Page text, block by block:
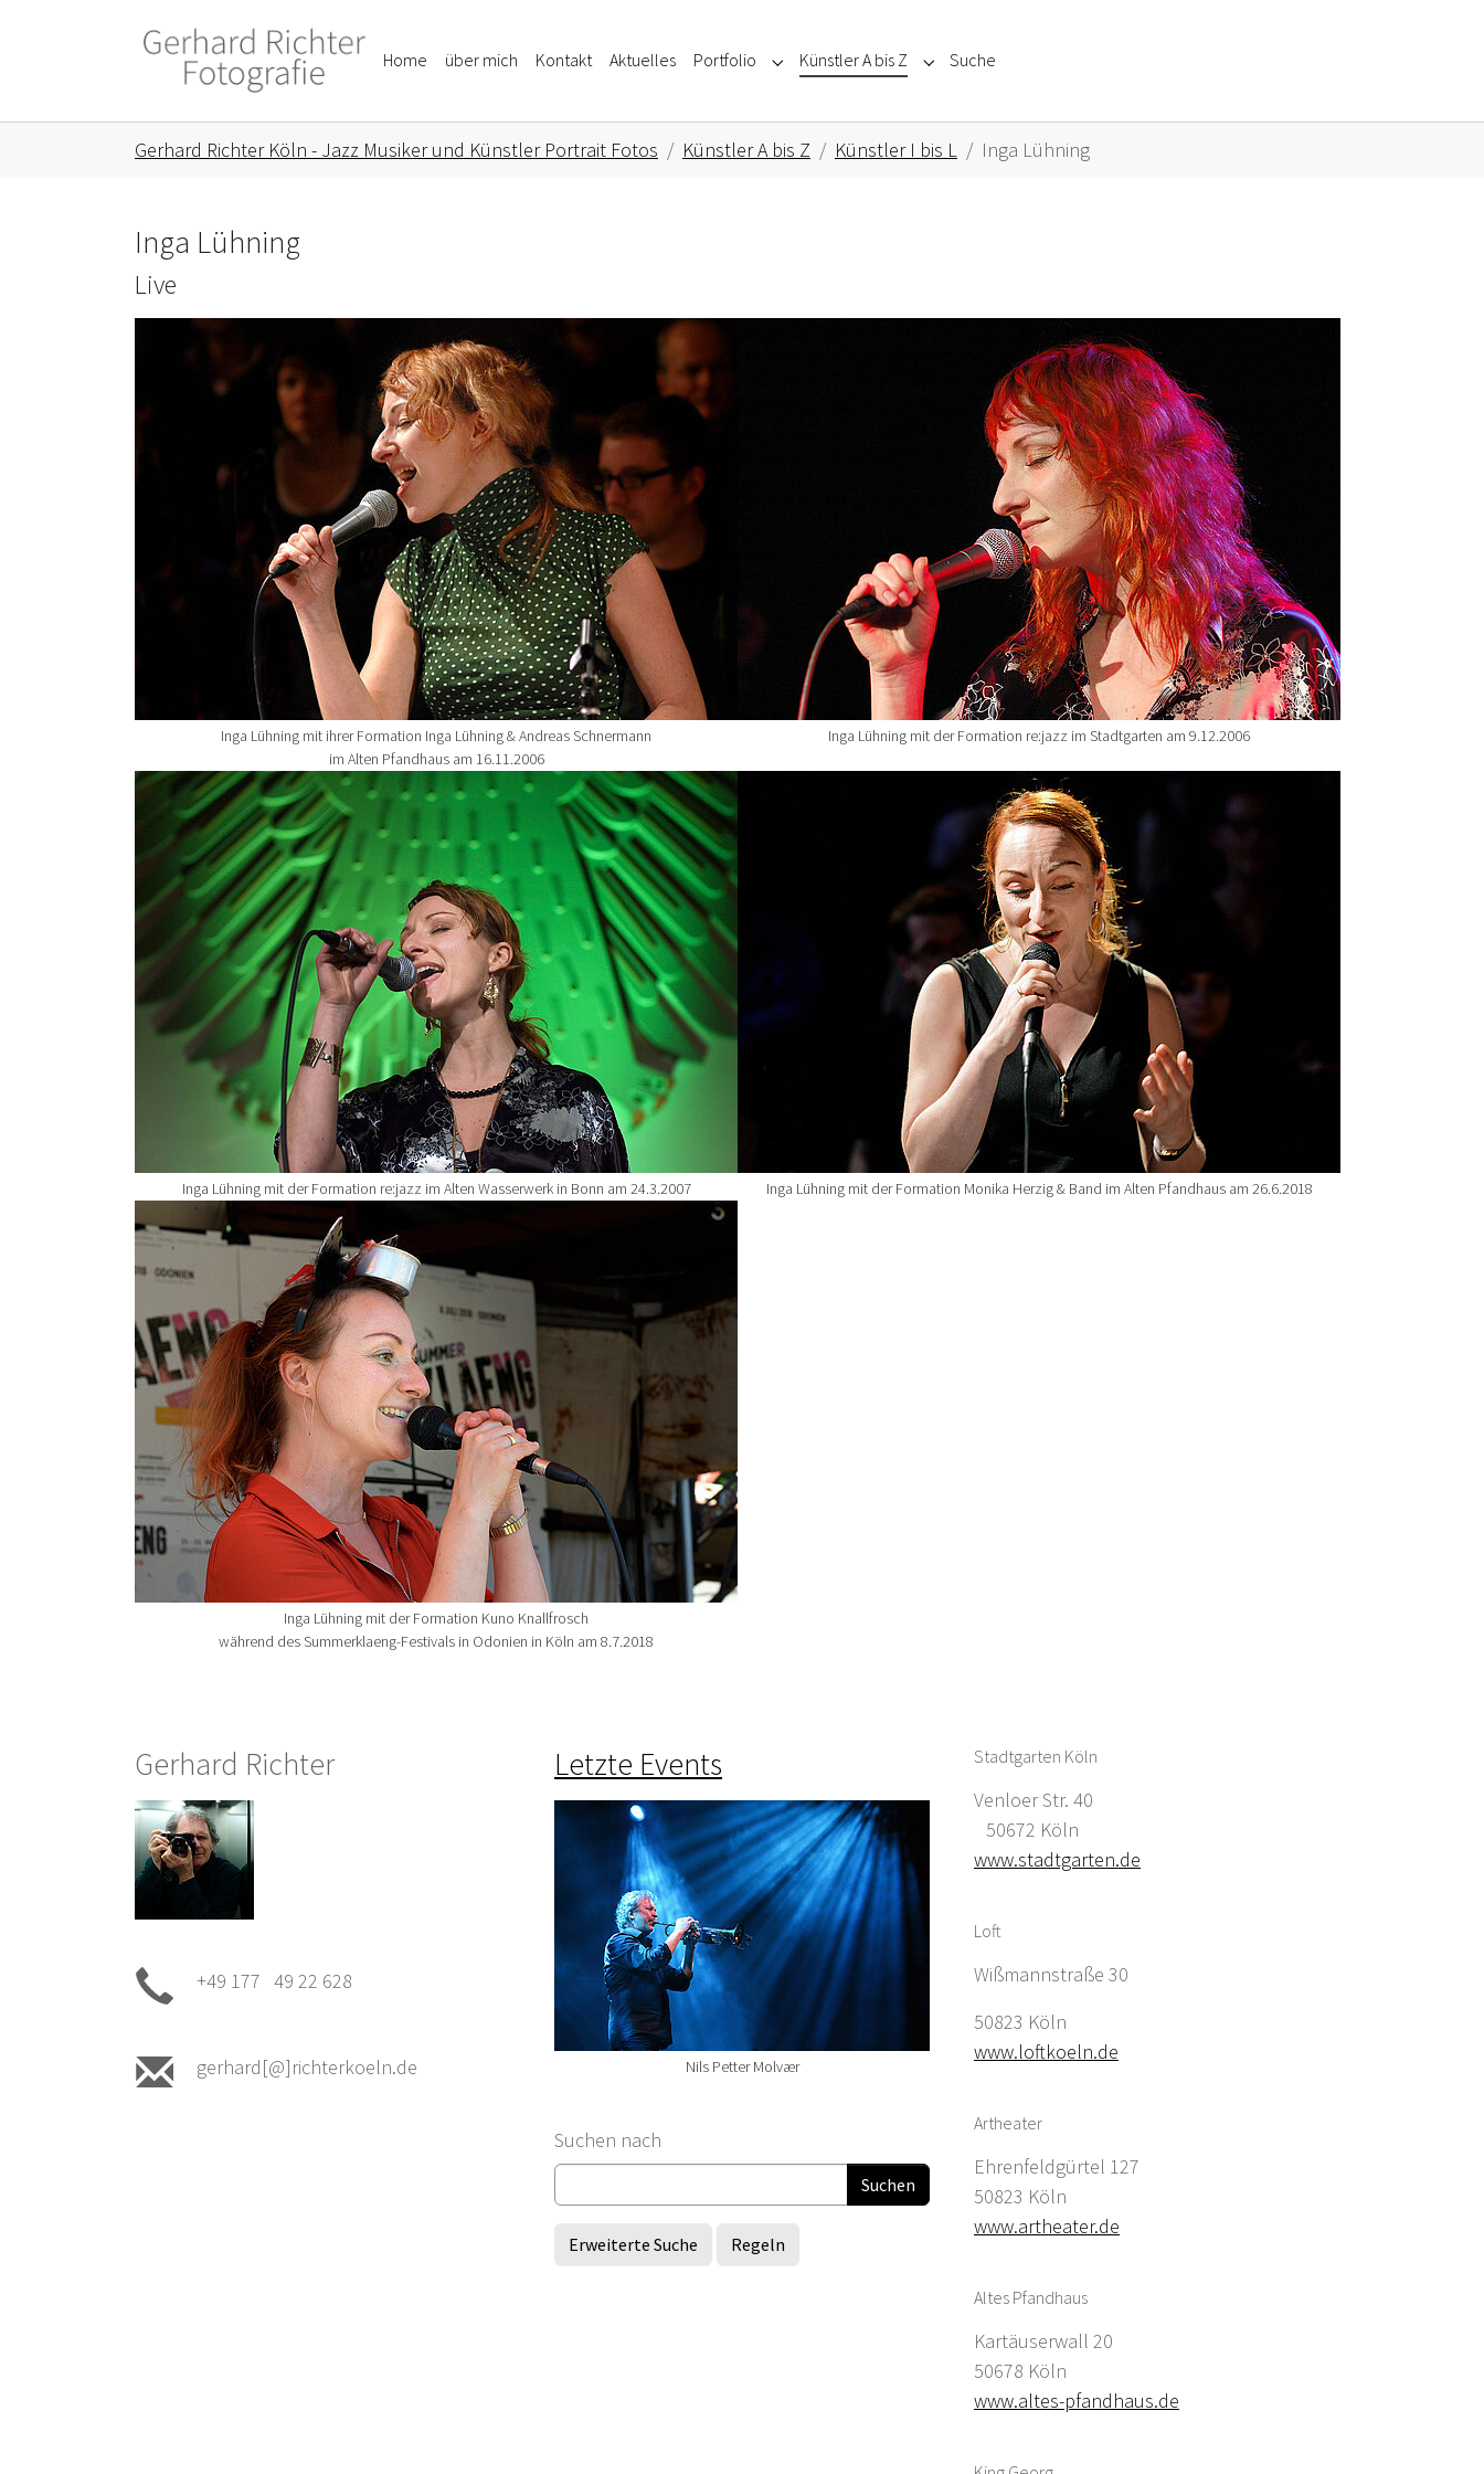
Home über mich Kontakt Aktuelles Portfolio Submenu for "Portfolio"
Künstler A bis Z Submenu for "Künstler A bis Z"
Suche
Gerhard Richter Köln - Jazz Musiker und Künstler Portrait Fotos Künstler A bis Z Künstler I bis L Inga Lühning
Inga Lühning
Live
Show larger version for:
Inga Lühning mit ihrer Formation Inga Lühning & Andreas Schnermann
im Alten Pfandhaus am 16.11.2006
Inga Lühning mit der Formation re:jazz im Stadtgarten am 9.12.2006
Show larger version for:
Inga Lühning mit der Formation re:jazz im Alten Wasserwerk in Bonn am 24.3.2007
Show larger version for:
Inga Lühning mit der Formation Monika Herzig & Band im Alten Pfandhaus am 26.6.2018
Show larger version for:
Inga Lühning mit der Formation Kuno Knallfrosch
während des Summerklaeng-Festivals in Odonien in Köln am 8.7.2018
Gerhard Richter
+49 177 49 22 628
gerhard[@]richterkoeln.de
Letzte Events
Nils Petter Molvær
Suchformular
Suchen nach
Erweiterte Suche Regeln
Stadtgarten Köln
Venloer Str. 40
50672 Köln
www.stadtgarten.de
Loft
Wißmannstraße 30
50823 Köln
www.loftkoeln.de
Artheater
Ehrenfeldgürtel 127
50823 Köln
www.artheater.de
Altes Pfandhaus
Kartäuserwall 20
50678 Köln
www.altes-pfandhaus.de